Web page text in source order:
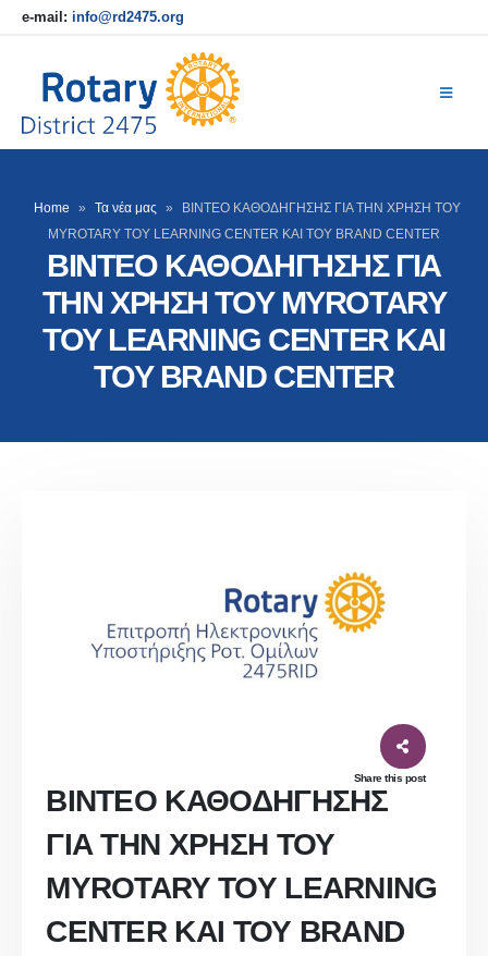
e-mail: info@rd2475.org
Home » Τα νέα μας »
ΒΙΝΤΕΟ ΚΑΘΟΔΗΓΗΣΗΣ ΓΙΑ ΤΗΝ ΧΡΗΣΗ ΤΟΥ
MYROTARY ΤΟΥ LEARNING CENTER ΚΑΙ ΤΟΥ BRAND CENTER
ΒΙΝΤΕΟ ΚΑΘΟΔΗΓΗΣΗΣ ΓΙΑ
ΤΗΝ ΧΡΗΣΗ ΤΟΥ MYROTARY
ΤΟΥ LEARNING CENTER ΚΑΙ
ΤΟΥ BRAND CENTER
Share this post
ΒΙΝΤΕΟ ΚΑΘΟΔΗΓΗΣΗΣ
ΓΙΑ ΤΗΝ ΧΡΗΣΗ ΤΟΥ
MYROTARY ΤΟΥ LEARNING
CENTER ΚΑΙ ΤΟΥ BRAND